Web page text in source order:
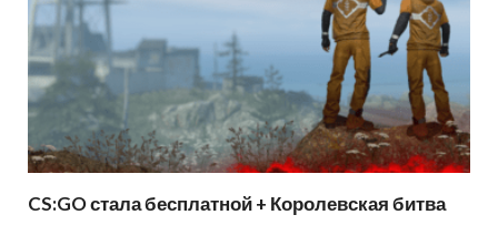
CS:GO стала бесплатной + Королевская битва